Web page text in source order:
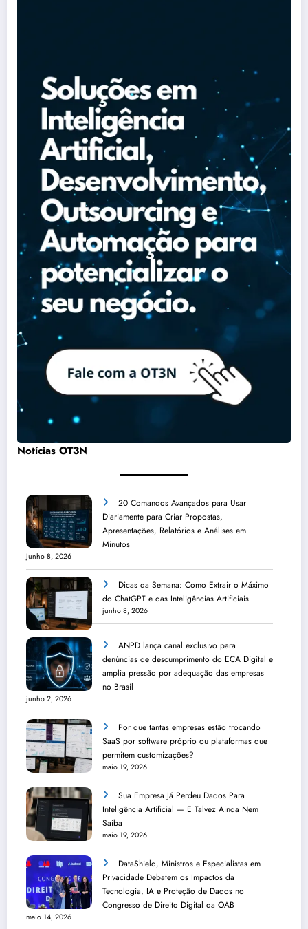
Notícias OT3N
20 Comandos Avançados para Usar
Diariamente para Criar Propostas,
Apresentações, Relatórios e Análises em
Minutos
junho 8, 2026
Dicas da Semana: Como Extrair o Máximo
do ChatGPT e das Inteligências Artificiais
junho 8, 2026
ANPD lança canal exclusivo para
denúncias de descumprimento do ECA Digital e
amplia pressão por adequação das empresas
no Brasil
junho 2, 2026
Por que tantas empresas estão trocando
SaaS por software próprio ou plataformas que
permitem customizações?
maio 19, 2026
Sua Empresa Já Perdeu Dados Para
Inteligência Artificial — E Talvez Ainda Nem
Saiba
maio 19, 2026
DataShield, Ministros e Especialistas em
Privacidade Debatem os Impactos da
Tecnologia, IA e Proteção de Dados no
Congresso de Direito Digital da OAB
maio 14, 2026